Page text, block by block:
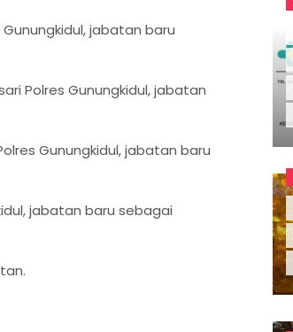
jabatan baru
Polres Gunungkidul, jabatan
Gunungkidul, jabatan baru
jabatan baru sebagai